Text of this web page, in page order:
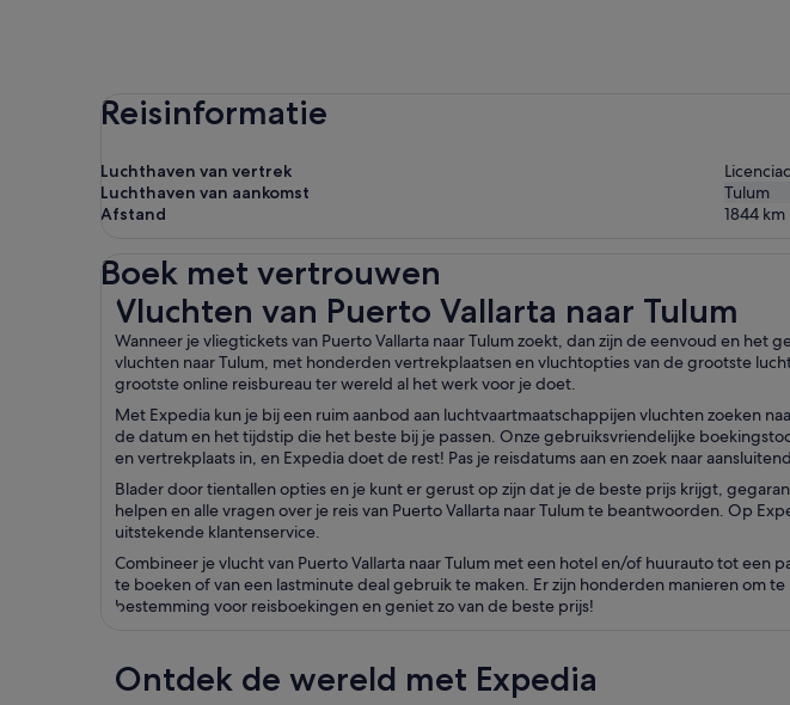
Reisinformatie
Luchthaven van vertrek
Luchthaven van aankomst
Tulum
Afstand
1844 km
Boek met vertrouwen
Vluchten van Puerto Vallarta naar Tulum
Wanneer je vliegtickets van Puerto Vallarta naar Tulum zoekt, dan zijn de eenvoud en
vluchten naar Tulum, met honderden vertrekplaatsen en vluchtopties van de grootste
grootste online reisbureau ter wereld al het werk voor je doet.
Met Expedia kun je bij een ruim aanbod aan luchtvaartmaatschappijen vluchten zoeken
de datum en het tijdstip die het beste bij je passen. Onze gebruiksvriendelijke
en vertrekplaats in, en Expedia doet de rest! Pas je reisdatums aan en zoek naar
Blader door tientallen opties en je kunt er gerust op zijn dat je de beste prijs krijgt,
helpen en alle vragen over je reis van Puerto Vallarta naar Tulum te beantwoorden. Op
uitstekende klantenservice.
Combineer je vlucht van Puerto Vallarta naar Tulum met een hotel en/of huurauto tot
te boeken of van een lastminute deal gebruik te maken. Er zijn honderden manieren om
bestemming voor reisboekingen en geniet zo van de beste prijs!
Vluchten van Puerto Vallarta naar Tulum
Ontdek de wereld met Expedia